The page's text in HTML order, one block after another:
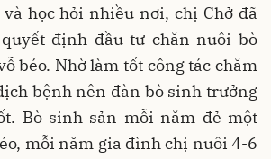
học hỏi nhiều nơi, chị Chở đã
định đầu tư chăn nuôi bò
béo. Nhờ làm tốt công tác chăm
bệnh nên đàn bò sinh trưởng
Bò sinh sản mỗi năm đẻ một
mỗi năm gia đình chị nuôi 4-6